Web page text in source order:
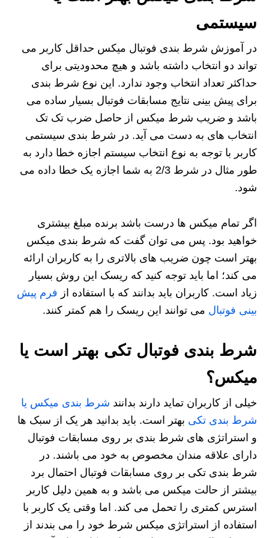
سیستمی
در آموزش شرط‌ بندی فوتبال میکس حداقل کاربر می
تواند دو انتخاب داشته باشد و هیچ محدودیتی برای
حداکثر تعداد انتخاب وجود ندارد. این نوع شرط‌ بندی
برای پیش‌ بینی نتایج مسابقات فوتبال بسیار ساده می‌
باشد و ضریب شرط میکس از حاصل‌ ضرب تک‌ تک
انتخاب‌ های به دست می آید. در شرط‌ بندی سیستمی
کاربر با توجه به نوع انتخاب سیستم اجازه خطا دارد به
طور مثال در شرط 2/3 به شما اجازه یک خطا داده می‌
شود.
اگر تمام میکس ها درست باشد برنده مبلغ بیشتری
خواهید بود. پس می توان گفت که شرط بندی میکس
بهتر است چون ضریب های بالاتری را به کاربران ارائه
می کند؛ اما باید توجه کنید که ریسک این روش بسیار
زیاد است. کاربران باید بدانند که با استفاده از فرم پیش
بینی فوتبال می توانند این ریسک را هم کمتر کنند.
شرط بندی فوتبال تکی بهتر است یا
میکس؟
خیلی از کاربران تماید دارند بدانند شرط بندی میکس یا
شرط بندی تکی بهتر است. باید بدانید هر یک از سبک ها
و استراتژی های شرط بندی بر روی مسابقات فوتبال
دارای علاقه مندان مخصوص به خود می باشند. در
شرط بندی تکی بر روی مسابقات فوتبال احتمال برد
بیشتر از حالت میکس می باشد و به همین دلیل کاربر
استرس کمتری را تحمل می کند. اما وقتی یک کاربر با
استفاده از استراتژی میکس شرط خود را می بندند از